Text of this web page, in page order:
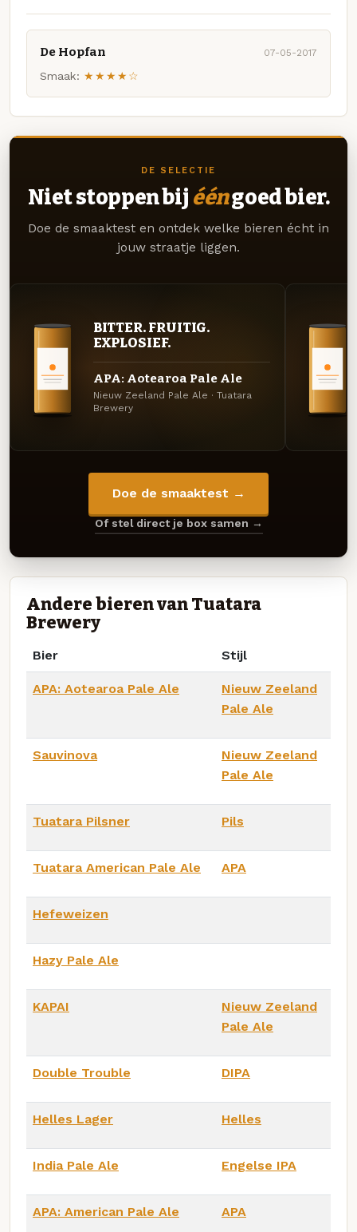
De Hopfan 07-05-2017
Smaak: ★★★★☆
DE SELECTIE
Niet stoppen bij ééngoed bier.
Doe de smaaktest en ontdek welke bieren écht in
jouw straatje liggen.
BITTER. FRUITIG.
EXPLOSIEF.
APA: Aotearoa Pale Ale
Nieuw Zeeland Pale Ale · Tuatara
Brewery
Doe de smaaktest →
Of stel direct je box samen →
Andere bieren van Tuatara
Brewery
Bier Stijl
APA: Aotearoa Pale Ale
Nieuw Zeeland
Pale Ale
Sauvinova
Nieuw Zeeland
Pale Ale
Tuatara Pilsner Pils
Tuatara American Pale Ale APA
Hefeweizen
Hazy Pale Ale
KAPAI
Nieuw Zeeland
Pale Ale
Double Trouble DIPA
Helles Lager Helles
India Pale Ale Engelse IPA
APA: American Pale Ale APA